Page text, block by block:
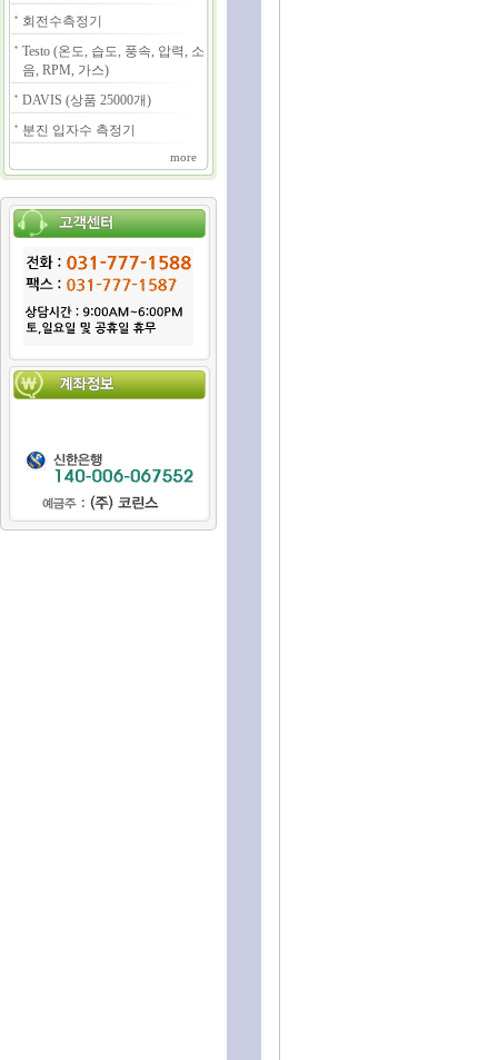
회전수측정기
Testo (온도, 습도, 풍속, 압력, 소
음, RPM, 가스)
DAVIS (상품 25000개)
분진 입자수 측정기
more